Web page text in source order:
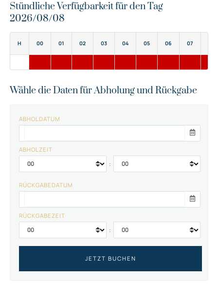
Stündliche Verfügbarkeit für den Tag
2026/08/08
H 00 01 02 03 04 05 06 07
Wähle die Daten für Abholung und Rückgabe
ABHOLDATUM
ABHOLZEIT
:
RÜCKGABEDATUM
RÜCKGABEZEIT
: